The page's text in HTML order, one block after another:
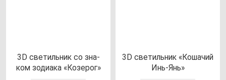
3D све­тиль­ник со зна­
ком зо­ди­ака «Козе­рог»
3D све­тиль­ник «Коша­чий
Инь-Янь»